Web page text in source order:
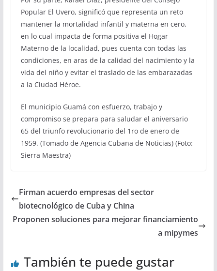
Popular El Uvero, significó que representa un reto
mantener la mortalidad infantil y materna en cero,
en lo cual impacta de forma positiva el Hogar
Materno de la localidad, pues cuenta con todas las
condiciones, en aras de la calidad del nacimiento y la
vida del niño y evitar el traslado de las embarazadas
a la Ciudad Héroe.
El municipio Guamá con esfuerzo, trabajo y
compromiso se prepara para saludar el aniversario
65 del triunfo revolucionario del 1ro de enero de
1959. (Tomado de Agencia Cubana de Noticias) (Foto:
Sierra Maestra)
Firman acuerdo empresas del sector
biotecnológico de Cuba y China
Proponen soluciones para mejorar financiamiento
a mipymes
También te puede gustar